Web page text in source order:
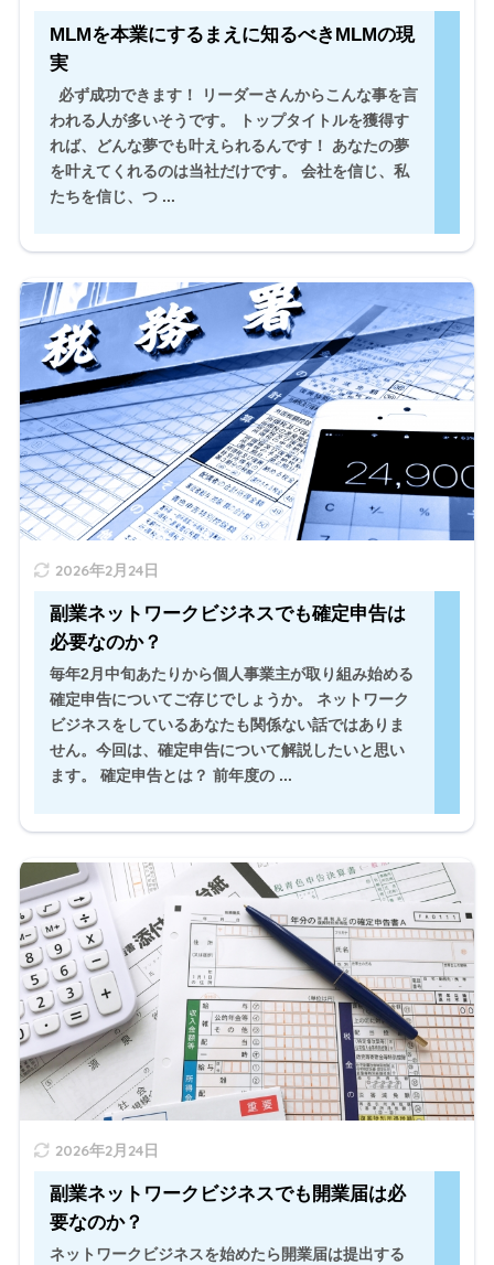
MLMを本業にするまえに知るべきMLMの現
実
必ず成功できます！ リーダーさんからこんな事を言
われる人が多いそうです。 トップタイトルを獲得す
れば、どんな夢でも叶えられるんです！ あなたの夢
を叶えてくれるのは当社だけです。 会社を信じ、私
たちを信じ、つ ...
毎年2月中旬あたりから個人事業主が取り組み始める確定
申告についてご存じでしょうか。 ネットワークビジネス
をしているあなたも関係ない話ではありません。今回
は、確定申告について解説したいと思います。 確定申告
とは？ 前年度の ...
" width="520" height="300" />
2026年2月24日
副業ネットワークビジネスでも確定申告は
必要なのか？
毎年2月中旬あたりから個人事業主が取り組み始める
確定申告についてご存じでしょうか。 ネットワーク
ビジネスをしているあなたも関係ない話ではありま
せん。今回は、確定申告について解説したいと思い
ます。 確定申告とは？ 前年度の ...
ネットワークビジネスを始めたら開業届は提出する必要
があるのか？ と悩んでいる方がいらっしゃるかもしれま
せんね。 たしかに最初は分からないことばかりですよ
ね。 今回は、その開業届について解説いたします。 ネ
ッ ...
" width="520" height="300" />
2026年2月24日
副業ネットワークビジネスでも開業届は必
要なのか？
ネットワークビジネスを始めたら開業届は提出する